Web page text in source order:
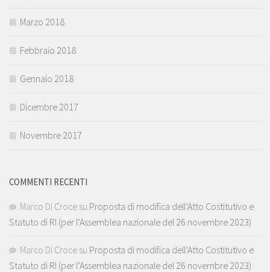
Marzo 2018
Febbraio 2018
Gennaio 2018
Dicembre 2017
Novembre 2017
COMMENTI RECENTI
Marco Di Croce su Proposta di modifica dell’Atto Costitutivo e
Statuto di RI (per l’Assemblea nazionale del 26 novembre 2023)
Marco Di Croce su Proposta di modifica dell’Atto Costitutivo e
Statuto di RI (per l’Assemblea nazionale del 26 novembre 2023)